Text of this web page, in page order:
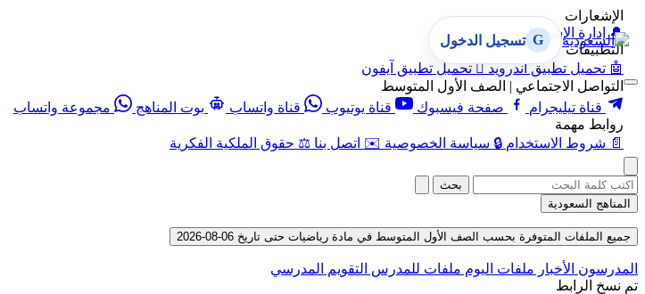
الإشعارات
🔔 إدارة الإشعارات
التطبيقات
🤖 تحميل تطبيق أندرويد  تحميل تطبيق آيفون
التواصل الاجتماعي | الصف الأول المتوسط
قناة تيليجرام
صفحة فيسبوك قناة يوتيوب قناة واتساب بوت المناهج
مجموعة واتساب
روابط مهمة
📄 شروط الاستخدام 🔒 سياسة الخصوصية ✉️ اتصل بنا ⚖️ حقوق الملكية الفكرية
G تسجيل الدخول
بحث
المناهج السعودية
جميع الملفات المتوفرة بحسب الصف الأول المتوسط في مادة رياضيات حتى تاريخ 06-08-2026
المدرسون الأخبار ملفات اليوم ملفات للمدرس التقويم المدرسي
تم نسخ الرابط